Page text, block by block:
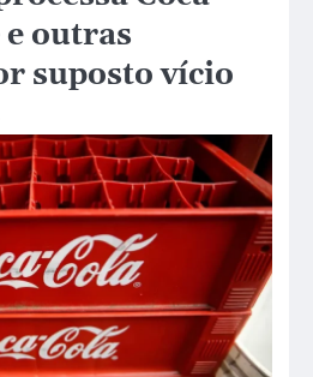
outras
suposto vício